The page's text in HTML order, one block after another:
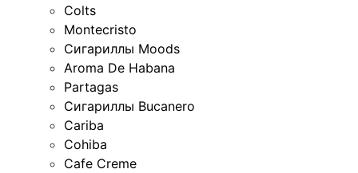
Colts
Montecristo
Сигариллы Moods
Aroma De Habana
Partagas
Сигариллы Bucanero
Cariba
Cohiba
Cafe Creme